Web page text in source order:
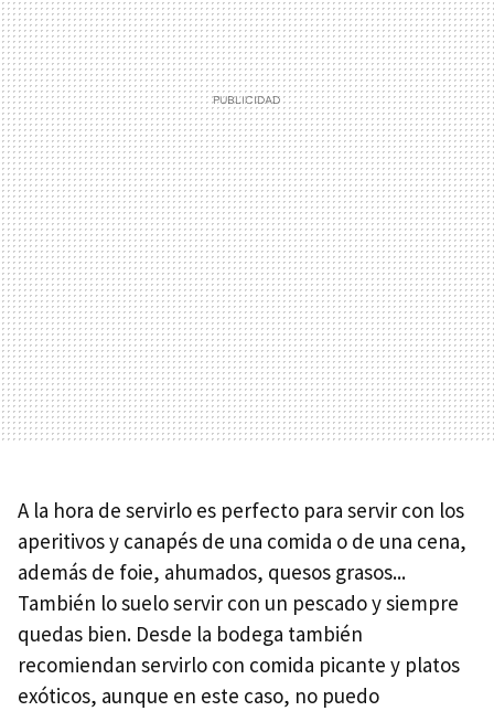
A la hora de servirlo es perfecto para servir con los
aperitivos y canapés de una comida o de una cena,
además de foie, ahumados, quesos grasos...
También lo suelo servir con un pescado y siempre
quedas bien. Desde la bodega también
recomiendan servirlo con comida picante y platos
exóticos, aunque en este caso, no puedo